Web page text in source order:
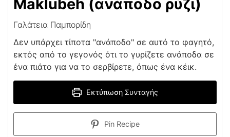
Maklubeh (ανάποδο ρύζι)
Γαλάτεια Παμπορίδη
Δεν υπάρχει τίποτα "ανάποδο" σε αυτό το φαγητό,
εκτός από το γεγονός ότι το γυρίζετε ανάποδα σε
ένα πιάτο για να το σερβίρετε, όπως ένα κέικ.
Εκτύπωση Συνταγής
Pin Recipe